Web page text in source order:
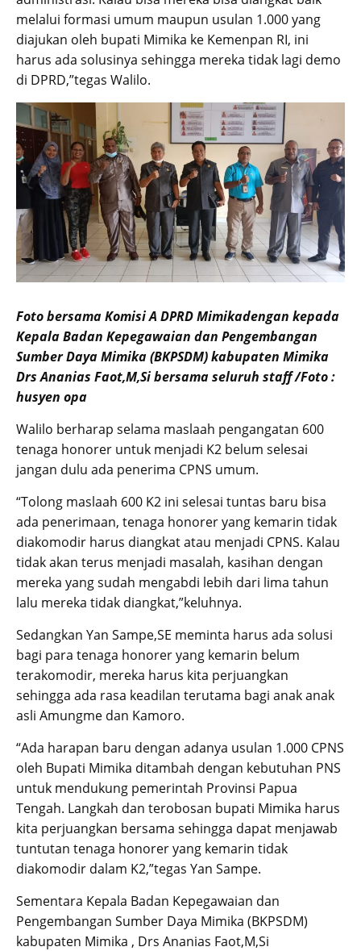
melalui formasi umum maupun usulan 1.000 yang
diajukan oleh bupati Mimika ke Kemenpan RI, ini
harus ada solusinya sehingga mereka tidak lagi demo
di DPRD,”tegas Walilo.
Foto bersama Komisi A DPRD Mimikadengan kepada
Kepala Badan Kepegawaian dan Pengembangan
Sumber Daya Mimika (BKPSDM) kabupaten Mimika
Drs Ananias Faot,M,Si bersama seluruh staff /Foto :
husyen opa
Walilo berharap selama maslaah pengangatan 600
tenaga honorer untuk menjadi K2 belum selesai
jangan dulu ada penerima CPNS umum.
“Tolong maslaah 600 K2 ini selesai tuntas baru bisa
ada penerimaan, tenaga honorer yang kemarin tidak
diakomodir harus diangkat atau menjadi CPNS. Kalau
tidak akan terus menjadi masalah, kasihan dengan
mereka yang sudah mengabdi lebih dari lima tahun
lalu mereka tidak diangkat,”keluhnya.
Sedangkan Yan Sampe,SE meminta harus ada solusi
bagi para tenaga honorer yang kemarin belum
terakomodir, mereka harus kita perjuangkan
sehingga ada rasa keadilan terutama bagi anak anak
asli Amungme dan Kamoro.
“Ada harapan baru dengan adanya usulan 1.000 CPNS
oleh Bupati Mimika ditambah dengan kebutuhan PNS
untuk mendukung pemerintah Provinsi Papua
Tengah. Langkah dan terobosan bupati Mimika harus
kita perjuangkan bersama sehingga dapat menjawab
tuntutan tenaga honorer yang kemarin tidak
diakomodir dalam K2,”tegas Yan Sampe.
Sementara Kepala Badan Kepegawaian dan
Pengembangan Sumber Daya Mimika (BKPSDM)
kabupaten Mimika , Drs Ananias Faot,M,Si